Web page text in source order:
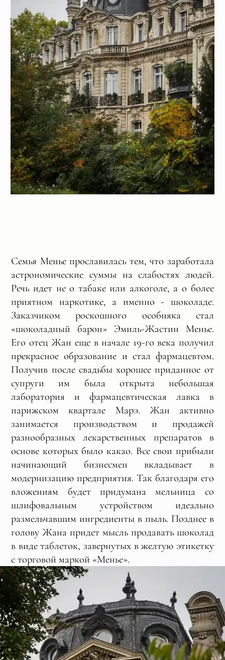
Семья Менье прославилась тем, что заработала
астрономические суммы на слабостях людей.
Речь идет не о табаке или алкоголе, а о более
приятном наркотике, а именно - шоколаде.
Заказчиком роскошного особняка стал
«шоколадный барон» Эмиль-Жастин Менье.
Его отец Жан еще в начале 19-го века получил
прекрасное образование и стал фармацевтом.
Получив после свадьбы хорошее приданное от
супруги им была открыта небольшая
лаборатория и фармацевтическая лавка в
парижском квартале Марэ. Жан активно
занимается производством и продажей
разнообразных лекарственных препаратов в
основе которых было какао. Все свои прибыли
начинающий бизнесмен вкладывает в
модернизацию предприятия. Так благодаря его
вложениям будет придумана мельница со
шлифовальным устройством идеально
размельчавшим ингредиенты в пыль. Позднее в
голову Жана придет мысль продавать шоколад
в виде таблеток, завернутых в желтую этикетку
с торговой маркой «Менье».